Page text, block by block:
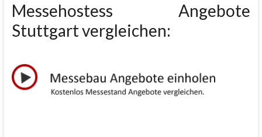
Messehostess Angebote
Stuttgart vergleichen: